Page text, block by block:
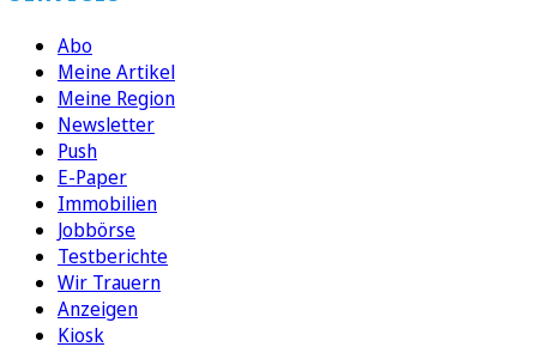
Abo
Meine Artikel
Meine Region
Newsletter
Push
E-Paper
Immobilien
Jobbörse
Testberichte
Wir Trauern
Anzeigen
Kiosk